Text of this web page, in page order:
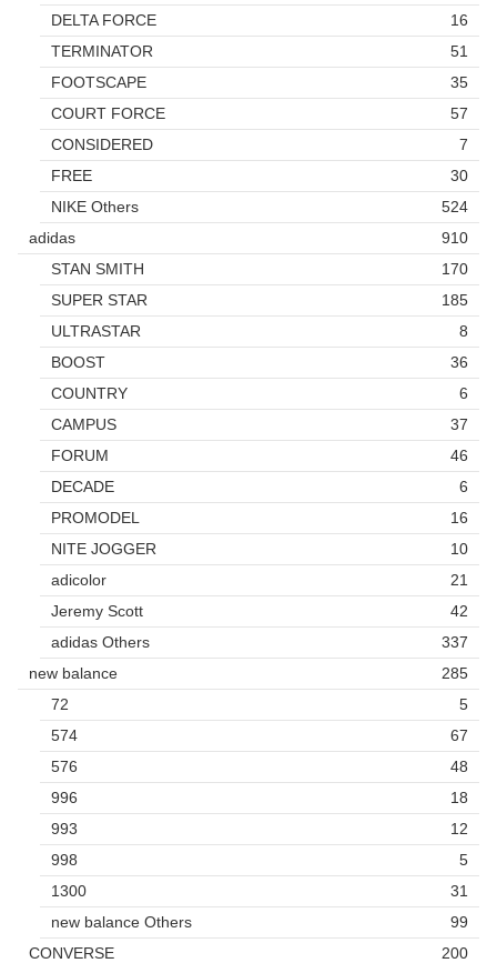
DELTA FORCE
16
TERMINATOR
51
FOOTSCAPE
35
COURT FORCE
57
CONSIDERED
7
FREE
30
NIKE Others
524
adidas
910
STAN SMITH
170
SUPER STAR
185
ULTRASTAR
8
BOOST
36
COUNTRY
6
CAMPUS
37
FORUM
46
DECADE
6
PROMODEL
16
NITE JOGGER
10
adicolor
21
Jeremy Scott
42
adidas Others
337
new balance
285
72
5
574
67
576
48
996
18
993
12
998
5
1300
31
new balance Others
99
CONVERSE
200